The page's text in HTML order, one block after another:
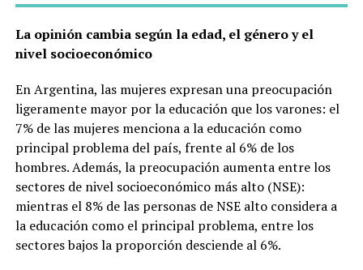
La opinión cambia según la edad, el género y el
nivel socioeconómico
En Argentina, las mujeres expresan una preocupación
ligeramente mayor por la educación que los varones: el
7% de las mujeres menciona a la educación como
principal problema del país, frente al 6% de los
hombres. Además, la preocupación aumenta entre los
sectores de nivel socioeconómico más alto (NSE):
mientras el 8% de las personas de NSE alto considera a
la educación como el principal problema, entre los
sectores bajos la proporción desciende al 6%.